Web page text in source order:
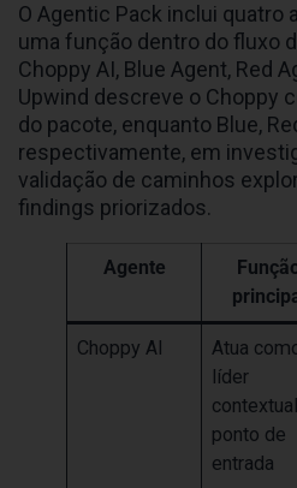
O Agentic Pack inclui quatro
uma função dentro do fluxo
Choppy AI, Blue Agent, Red
Upwind descreve o Choppy
do pacote, enquanto Blue,
respectivamente, em
validação de caminhos
findings priorizados.
Agente
Choppy AI
Atua
líder
ponto de
entrada